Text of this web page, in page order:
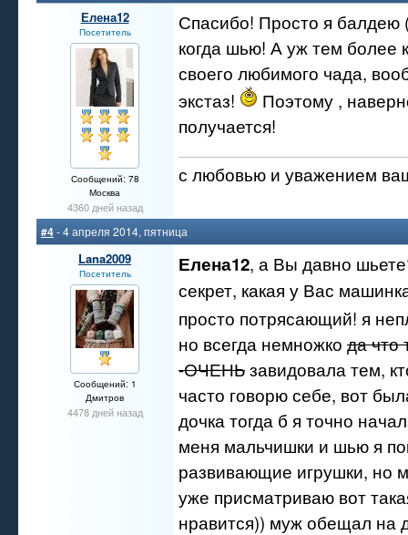
Елена12
Посетитель
Сообщений: 78
Москва
4360 дней назад
Спасибо! Просто я балдею
когда шью! А уж тем более
своего любимого чада,
экстаз!
Поэтому ,
получается!
с любовью и уважением
#4- 4 апреля 2014, пятница
Lana2009
Посетитель
Сообщений: 1
Дмитров
4478 дней назад
Елена12, а Вы давно
секрет, какая у Вас
просто потрясающий! я
но всегда немножко да что
-ОЧЕНЬзавидовала тем,
часто говорю себе, вот
дочка тогда б я точно
меня мальчишки и шью я
развивающие игрушки, но
уже присматриваю вот
нравится)) муж обещал на